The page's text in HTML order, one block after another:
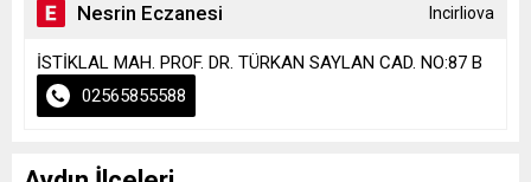
Nesrin Eczanesi Incirliova
İSTİKLAL MAH. PROF. DR. TÜRKAN SAYLAN CAD. NO:87 B
02565855588